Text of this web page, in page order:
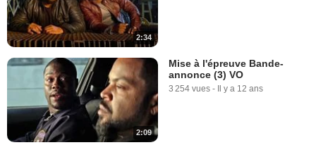
2:34
2:09
Mise à l'épreuve Bande-
annonce (3) VO
3 254 vues - Il y a 12 ans